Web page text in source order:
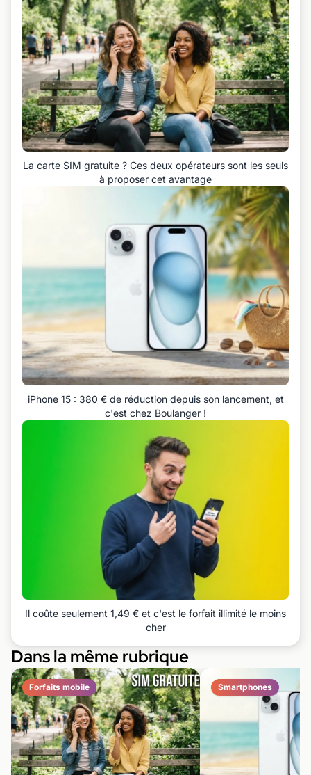
La carte SIM gratuite ? Ces deux opérateurs sont les seuls
à proposer cet avantage
iPhone 15 : 380 € de réduction depuis son lancement, et
c'est chez Boulanger !
Il coûte seulement 1,49 € et c'est le forfait illimité le moins
cher
Dans la même rubrique
Forfaits mobile Smartphones